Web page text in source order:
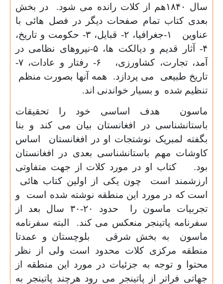
سال ۱۸۴۰هم از کلات رانده می شود. در بخش
بعدی کتاب تمام صفحات دیگر در فصل هائی با
عناوین
۱- جغرافیا،۲- قبایل، ۳-
حکومت و تاریخ،
۴-
آثار قدیم و دیالکت ها،۵- نیروهای نظامی در
آمد، تجارت، کشاورزی، ۶- رفتار و عادات، ۷-
تاریخ طبیعی می پردازد. همه آنها بصورت منظم
تنظیم شده و بسیار خواندنی اند.
ماسون هدف اساسی خود را تحقیقات
باستانشناسی در افغانستان بیان می کند و بنا
بگفته لمبریک نوشتجات او در افغانستان اساس
کاوشات مهم باستانشناسی بعدی در افغانستان
بود. کتاب او در مورد کلات از جهت متفاوتی
ارزشمند است چون یکی از اولین کتاب هائی
است که در مورد این منطقه نوشته شده است و
تجربیات ماسون را حدود
۲۰-۳۰
سال بعد از
سفرنامه پاتینجر منعکس می کند. البته سفرنامه
ماسون به بخش شرقی بلوچستان و عمدتا
منطقه مرکزی کلات محدود است ولی از نظر
محتوا و توجه به جزئیات در مورد این منطقه از
جهاتی فراتر از پاتینجر می رود هرچند پاتینجر به